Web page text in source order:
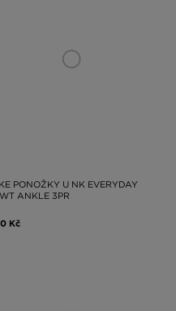
PONOŽKY U NK EVERYDAY
ANKLE 3PR
Kč